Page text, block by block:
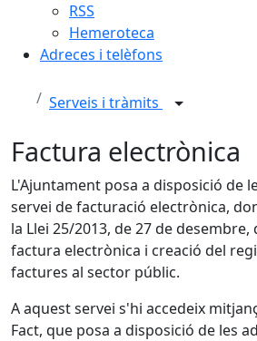
RSS
Hemeroteca
Adreces i telèfons
Serveis i tràmits
Factura electrònica
L'Ajuntament posa a disposició de
servei de facturació electrònica,
la Llei 25/2013, de 27 de
factura electrònica i creació del
factures al sector públic.
A aquest servei s'hi accedeix
Fact, que posa a disposició de les